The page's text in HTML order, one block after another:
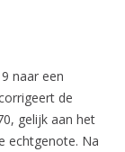
naar een
de
gelijk aan het
echtgenote. Na